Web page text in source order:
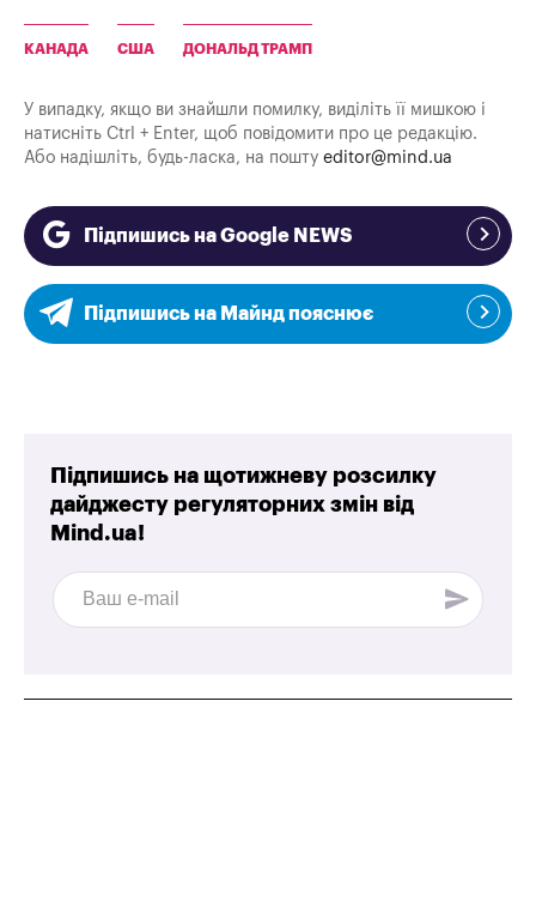
КАНАДА США ДОНАЛЬД ТРАМП
У випадку, якщо ви знайшли помилку, виділіть її мишкою і
натисніть Ctrl + Enter, щоб повідомити про це редакцію.
Або надішліть, будь-ласка, на пошту editor@mind.ua
Підпишись на Google NEWS
Підпишись на Майнд пояснює
Підпишись на щотижневу розсилку
дайджесту регуляторних змін від
Mind.ua!